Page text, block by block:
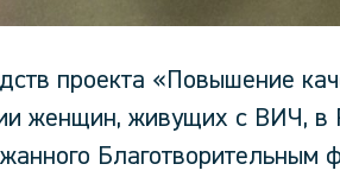
проекта «Повышение
женщин, живущих с ВИЧ, в
Благотворительным